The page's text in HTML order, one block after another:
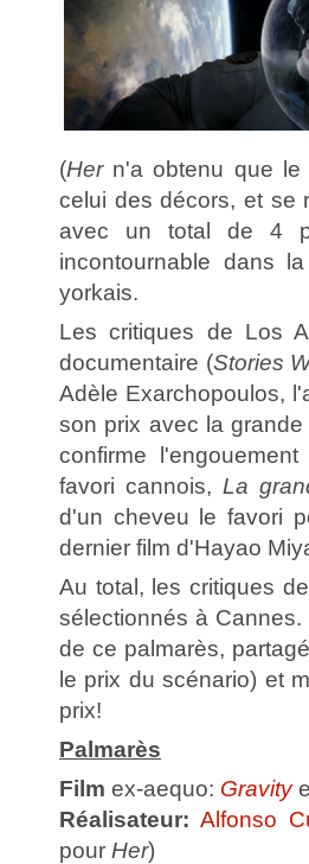
(Hern'a obtenu que le
celui des décors, et se
avec un total de 4
incontournable dans
yorkais.
Les critiques de Los
documentaire (Stories
Adèle Exarchopoulos,
son prix avec la
confirme
favori cannois, La
d'un cheveu le favori
dernier film d'Hayao
Au total, les critiques
sélectionnés à
de ce palmarès,
le prix du scénario) et
prix!
Palmarès
Film ex-aequo: Gravity
Réalisateur: Alfonso
pour Her)